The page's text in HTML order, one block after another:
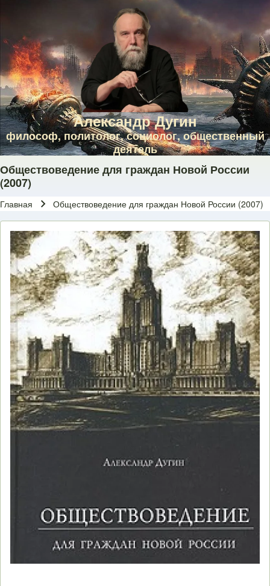
Перейти к основному содержанию
Александр Дугин
философ, политолог, социолог, общественный
деятель
Обществоведение для граждан Новой России
(2007)
Главная Обществоведение для граждан Новой России (2007)